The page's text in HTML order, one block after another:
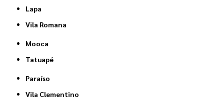
Lapa
Vila Romana
Mooca
Tatuapé
Paraíso
Vila Clementino